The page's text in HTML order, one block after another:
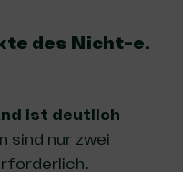
des Nicht-e.
ist deutlich
sind nur zwei